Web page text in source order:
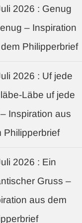
2026 : Genug
– Inspiration
Philipperbrief
2026 : Uf jede
Läbe uf jede
Inspiration aus
Philipperbrief
2026 : Ein
Gruss –
aus dem